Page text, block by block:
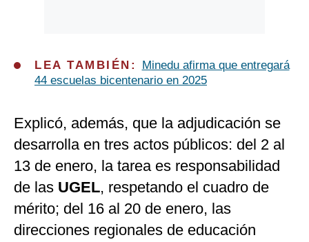
LEA TAMBIÉN:
Minedu afirma que entregará
44 escuelas bicentenario en 2025
Explicó, además, que la adjudicación se
desarrolla en tres actos públicos: del 2 al
13 de enero, la tarea es responsabilidad
de las UGEL, respetando el cuadro de
mérito; del 16 al 20 de enero, las
direcciones regionales de educación